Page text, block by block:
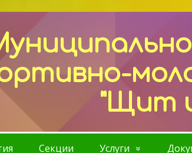
"Щит
Секции Услуги